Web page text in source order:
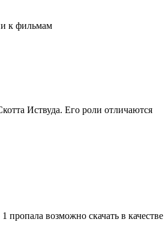
к фильмам
Иствуда. Его роли отличаются
пропала возможно скачать в качестве